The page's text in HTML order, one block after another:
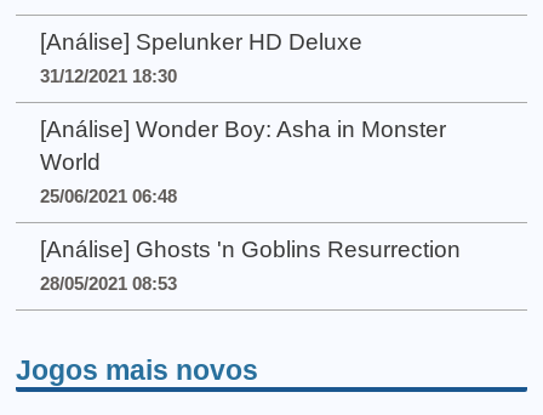
[Análise] Spelunker HD Deluxe
31/12/2021 18:30
[Análise] Wonder Boy: Asha in Monster
World
25/06/2021 06:48
[Análise] Ghosts 'n Goblins Resurrection
28/05/2021 08:53
Jogos mais novos